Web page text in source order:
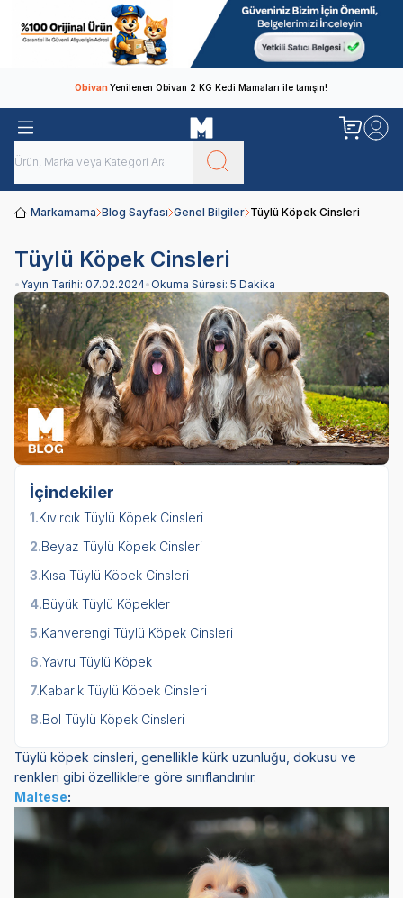
ObivanYenilenen Obivan 2 KG Kedi Mamaları ile tanışın!
Markamama Blog Sayfası Genel Bilgiler Tüylü Köpek Cinsleri
Tüylü Köpek Cinsleri
• Yayın Tarihi: 07.02.2024•Okuma Süresi: 5 Dakika
İçindekiler
1.Kıvırcık Tüylü Köpek Cinsleri
2.Beyaz Tüylü Köpek Cinsleri
3.Kısa Tüylü Köpek Cinsleri
4.Büyük Tüylü Köpekler
5.Kahverengi Tüylü Köpek Cinsleri
6.Yavru Tüylü Köpek
7.Kabarık Tüylü Köpek Cinsleri
8.Bol Tüylü Köpek Cinsleri
Tüylü köpek cinsleri, genellikle kürk uzunluğu, dokusu ve
renkleri gibi özelliklere göre sınıflandırılır.
Maltese: